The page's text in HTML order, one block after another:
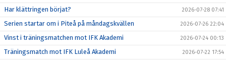
Har klättringen börjat? 2026-07-28 07:41
Serien startar om i Piteå på måndagskvällen 2026-07-26 22:04
Vinst i träningsmatchen mot IFK Akademi 2026-07-24 00:13
Träningsmatch mot IFK Luleå Akademi 2026-07-22 17:54